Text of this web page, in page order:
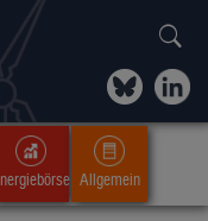
Allgemein